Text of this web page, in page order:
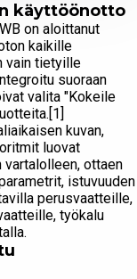
käyttöönotto
on aloittanut
kaikille
vain tietyille
suoraan
valita "Kokeile
kuvan,
luovat
ottaen
istuvuuden
perusvaatteille,
työkalu